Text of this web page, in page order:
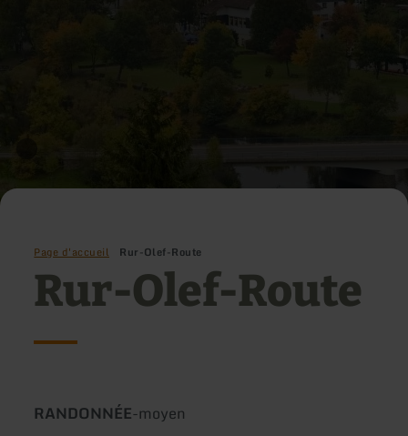
Page d'accueil Rur-Olef-Route
Rur-Olef-Route
Type
RANDONNÉE-Difficulté:
moyen